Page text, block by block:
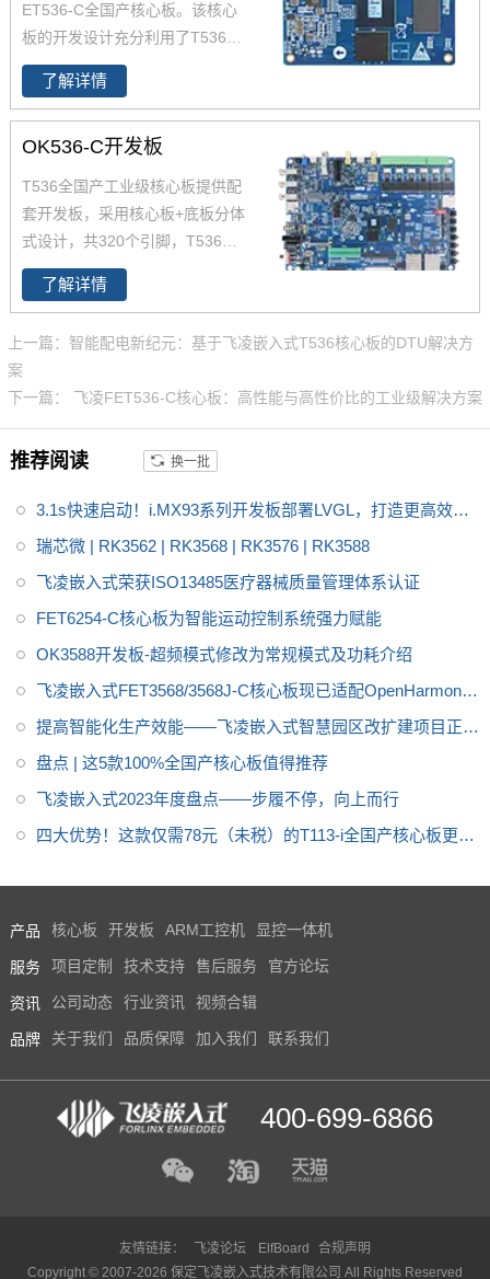
ET536-C全国产核心板。该核心
板的开发设计充分利用了T536处
理器的性能优势。T536处理器的
主频为1.6GHz，集成了四核Cort
ex-A55以及64位玄铁E907 RISC
-V MCU，能够提供高效的计算能
力。此外，T536还支持2TOPS
NPU、安全启动、国密算法IP、
全通路ECC、AMP、Linux-RT等
接口，包括USB、SDIO、UAR
T、SPI、CAN-FD、以太网、AD
C（模数转换器）、LocalBus
等，以满足不同应用场景的需求
了解详情
OK536-C开发板
T536全国产工业级核心板提供配
套开发板，采用核心板+底板分体
式设计，共320个引脚，T536开
发板采用4个80Pin板对板连接器
的方式将处理器的功能引脚以最
功能做了深度优化，T536开发板
方便用户二次开发的同时简化用
户设计，为您的项目提供良好的
评估及设计依据。
了解详情
上一篇：智能配电新纪元：基于飞凌嵌入式T536核心板的DTU解决方
案
下一篇： 飞凌FET536-C核心板：高性能与高性价比的工业级解决方案
推荐阅读 换一批
3.1s快速启动！i.MX93系列开发板部署LVGL，打造更高效的
GUI
瑞芯微 | RK3562 | RK3568 | RK3576 | RK3588
飞凌嵌入式荣获ISO13485医疗器械质量管理体系认证
FET6254-C核心板为智能运动控制系统强力赋能
OK3588开发板-超频模式修改为常规模式及功耗介绍
飞凌嵌入式FET3568/3568J-C核心板现已适配OpenHarmony
4.1
提高智能化生产效能——飞凌嵌入式智慧园区改扩建项目正式
启动
盘点 | 这5款100%全国产核心板值得推荐
飞凌嵌入式2023年度盘点——步履不停，向上而行
四大优势！这款仅需78元（未税）的T113-i全国产核心板更值
产品 核心板 开发板 ARM工控机 显控一体机
服务 项目定制 技术支持 售后服务 官方论坛
资讯 公司动态 行业资讯 视频合辑
品牌 关于我们 品质保障 加入我们 联系我们
400-699-6866
友情链接： 飞凌论坛 ElfBoard
合规声明
Copyright © 2007-2026 保定飞凌嵌入式技术有限公司 All Rights Reserved